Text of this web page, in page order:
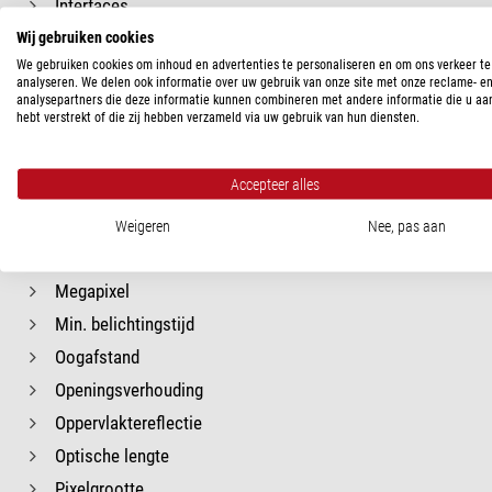
Interfaces
Kijkhoek
Kleurencamera
Koeling
Max. Draagvermorgen
Megapixel
Min. belichtingstijd
Oogafstand
Openingsverhouding
Oppervlaktereflectie
Optische lengte
Wij gebruiken cookies
We gebruiken cookies om inhoud en advertenties te personaliseren en om ons verkeer te
analyseren. We delen ook informatie over uw gebruik van onze site met onze reclame- en
analysepartners die deze informatie kunnen combineren met andere informatie die u
hebt verstrekt of die zij hebben verzameld via uw gebruik van hun diensten.
Accepteer alles
Weigeren Nee, pas aan